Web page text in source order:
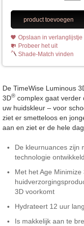
product toevoegen
Opslaan in verlanglijstje
Probeer het uit
Shade-Match vinden
De TimeWise Luminous
3D® complex gaat verder
uw huidskleur – voor
ziet er smetteloos en
aan en ziet er de hele
De kleurnuances zijn
technologie ontwikkeld
Met het Age Minimize
3D voorkomt
Hydrateert 12 uur lang
Is makkelijk aan te